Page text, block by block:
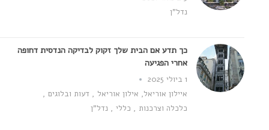
נדל"ן
כך תדע אם הבית שלך זקוק לבדיקה הנדסית דחופה
אחרי הפגיעה
איילון אוריאל,אילון אוריאל , דעות ובלוגים ,
כלכלה וצרכנות , כללי , נדל"ן